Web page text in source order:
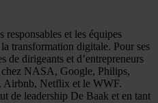
et les équipes
transformation digitale. Pour ses
de dirigeants et d’entrepreneurs
chez NASA, Google, Philips,
Airbnb, Netflix et le WWF.
de leadership De Baak et en tant